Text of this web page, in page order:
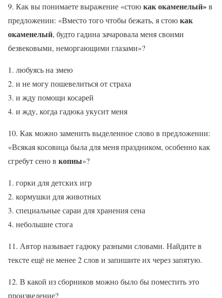
9. Как вы понимаете выражение «стоюкак окаменелый»в
предложении: «Вместо того чтобы бежать, я стоюкак
окаменелый, будто гадина зачаровала меня своими
безвековыми, неморгающими глазами»?
любуясь на змею
и не могу пошевелиться от страха
и жду помощи косарей
и жду, когда гадюка укусит меня
10. Как можно заменить выделенное слово в предложении:
«Всякая косовица была для меня праздником, особенно как
сгребут сено в копны»?
горки для детских игр
кормушки для животных
специальные сараи для хранения сена
небольшие стога
11. Автор называет гадюку разными словами. Найдите в
тексте ещё не менее 2 слов и запишите их через запятую.
12. В какой из сборников можно было бы поместить это
произведение?